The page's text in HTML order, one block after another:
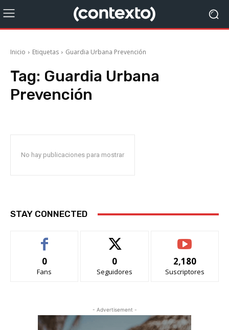
Inicio Etiquetas Guardia Urbana Prevención
Tag: Guardia Urbana
Prevención
No hay publicaciones para mostrar
STAY CONNECTED
0
Fans
0
Seguidores
2,180
Suscriptores
- Advertisement -